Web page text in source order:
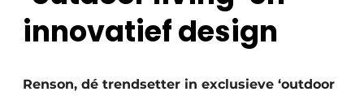
innovatief design
Renson, dé trendsetter in exclusieve ‘outdoor